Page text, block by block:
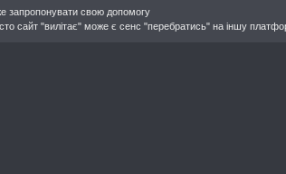
запропонувати свою допомогу
сайт "вилітає" може є сенс "перебратись" на іншу